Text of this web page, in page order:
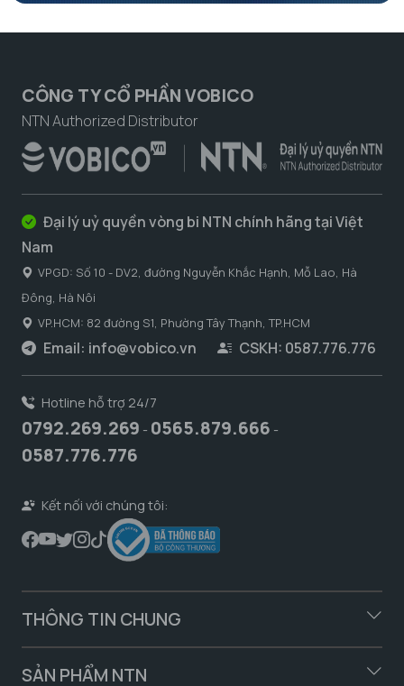
CÔNG TY CỔ PHẦN VOBICO
NTN Authorized Distributor
Đại lý uỷ quyền vòng bi NTN chính hãng tại Việt
Nam
VPGD: Số 10 - DV2, đường Nguyễn Khắc Hạnh, Mỗ Lao, Hà
Đông, Hà Nôi
VP.HCM: 82 đường S1, Phường Tây Thạnh, TP.HCM
Email: info@vobico.vn CSKH: 0587.776.776
Hotline hỗ trợ 24/7
0792.269.269 - 0565.879.666 -
0587.776.776
Kết nối với chúng tôi:
THÔNG TIN CHUNG
SẢN PHẨM NTN